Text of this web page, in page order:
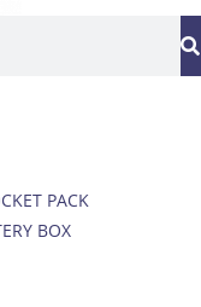
PACK
BOX